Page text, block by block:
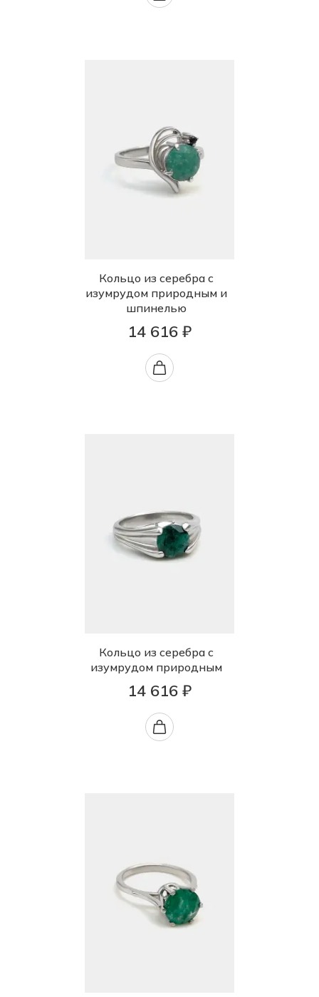
Кольцо из серебра с
изумрудом природным и
шпинелью
14 616 ₽
Кольцо из серебра с
изумрудом природным
14 616 ₽